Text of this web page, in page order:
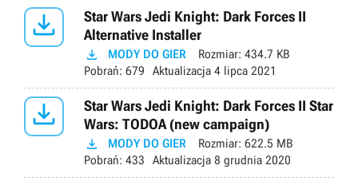

Star Wars Jedi Knight: Dark Forces II
Alternative Installer
 MODY DO GIER Rozmiar: 434.7 KB
Pobrań: 679 Aktualizacja 4 lipca 2021

Star Wars Jedi Knight: Dark Forces II Star
Wars: TODOA (new campaign)
 MODY DO GIER Rozmiar: 622.5 MB
Pobrań: 433 Aktualizacja 8 grudnia 2020